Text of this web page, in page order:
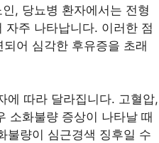
, 당뇨병 환자에서는 전형
주 나타납니다. 이러한 점
어 심각한 후유증을 초래
에 따라 달라집니다. 고혈압,
소화불량 증상이 나타날 때
불량이 심근경색 징후일 수